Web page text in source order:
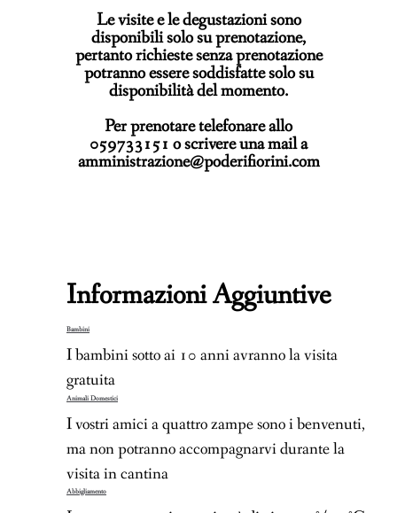
Le visite e le degustazioni sono
disponibili solo su prenotazione,
pertanto richieste senza prenotazione
potranno essere soddisfatte solo su
disponibilità del momento.
Per prenotare telefonare allo
059733151 o scrivere una mail a
amministrazione@poderifiorini.com
Informazioni Aggiuntive
Bambini
I bambini sotto ai 10 anni avranno la visita
gratuita
Animali Domestici
I vostri amici a quattro zampe sono i benvenuti,
ma non potranno accompagnarvi durante la
visita in cantina
Abbigliamento